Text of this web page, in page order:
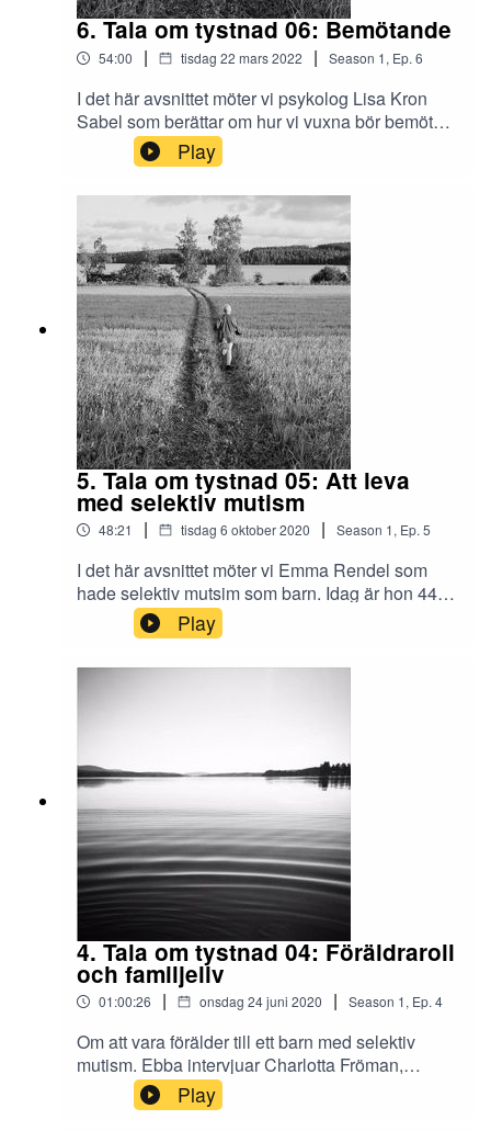
6. Tala om tystnad 06: Bemötande
54:00 | tisdag 22 mars 2022 | Season 1, Ep. 6
I det här avsnittet möter vi psykolog Lisa Kron
Sabel som berättar om hur vi vuxna bör bemöta
barn med selektiv mutism, men också hur det kan
påverka familjelivet när man har ett barn med
ångest. Redigering och klipp: Teresia Viska.
Musik: Ballad de Bleu/Björn Twerin. Tala om
Tystnad är ett Arvsfondsprojekt hos Lokomotiv
Bollnäs i samarbete med ABF.
Play
5. Tala om tystnad 05: Att leva
med selektiv mutism
48:21 | tisdag 6 oktober 2020 | Season 1, Ep. 5
I det här avsnittet möter vi Emma Rendel som
hade selektiv mutsim som barn. Idag är hon 44 år
och undervisar i visuell kommunikation och
illustration på Konstfack. Vi får höra om hur hon
upplevde sin talängslan och hur hon successivt
Play
4. Tala om tystnad 04: Föräldraroll
och familjeliv
01:00:26 | onsdag 24 juni 2020 | Season 1, Ep. 4
Om att vara förälder till ett barn med selektiv
mutism. Ebba intervjuar Charlotta Fröman,
logoped, som arbetar med tysta barn och deras
familjer. Vad är de största utmaningarna? Hur
Play